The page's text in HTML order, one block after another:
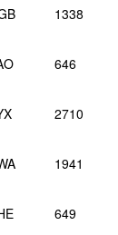
1338
646
2710
1941
649